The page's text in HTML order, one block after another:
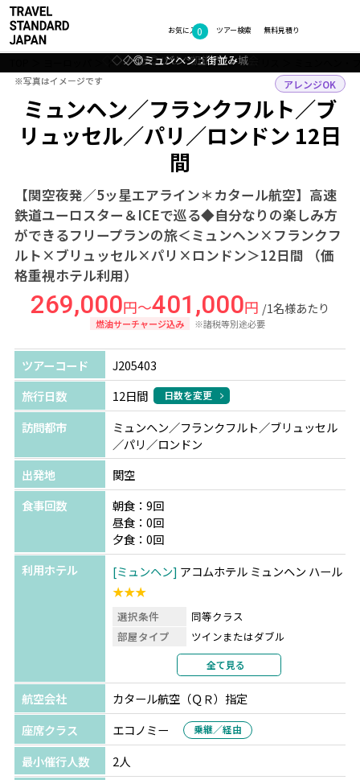
お気に入り
0 無料見積り
ツアー検索
ドイツ・ベルギー・フランス・イギリス
ミュンヘン／フランクフルト／ブ
リュッセル／パリ／ロンドン 12日
間
【関空夜発／5ッ星エアライン＊カタール航空】高速
鉄道ユーロスター＆ICEで巡る◆自分なりの楽しみ方
ができるフリープランの旅＜ミュンヘン×フランクフ
ルト×ブリュッセル×パリ×ロンドン＞12日間 （価
格重視ホテル利用）
アレンジOK
269,000円～401,000円 /1名様あたり
燃油サーチャージ込み ※諸税等別途必要
◇◎ミュンヘン：フラウエン教会
◇◎パリ：凱旋門
◇ノイシュバンシュタイン城
◇◎ミュンヘン：街並み
フォトギャラリー
※写真はイメージです
※写真はイメージです
ツアーコード
J205403
旅行日数
12日間 日数を変更
訪問都市
ミュンヘン／フランクフルト／ブリュッセル
／パリ／ロンドン
出発地
関空
食事回数
朝食：9回
昼食：0回
夕食：0回
利用ホテル
ミュンヘン アコムホテル ミュンヘン ハール
★★★
選択条件
同等クラス
部屋タイプ
ツインまたはダブル
2名1室利用
部屋カテゴリ
指定なし
フランクフルト ヴィラ フロレンティーナ
★★★
選択条件
同等クラス
部屋タイプ
全て見る
航空会社
カタール航空（ＱＲ）指定
座席クラス
エコノミー 乗継／経由
最小催行人数
2人